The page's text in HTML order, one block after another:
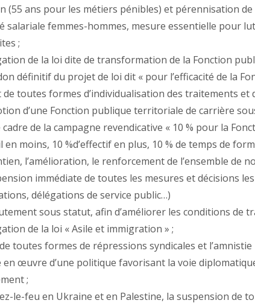
(55 ans pour les métiers pénibles) et pérennisation de
salariale femmes-hommes, mesure essentielle pour
;
de la loi dite de transformation de la Fonction
définitif du projet de loi dit « pour l’efficacité de la
de toutes formes d’individualisation des traitements
d’une Fonction publique territoriale de carrière
cadre de la campagne revendicative « 10 % pour la
en moins, 10 %d’effectif en plus, 10 % de temps de
l’amélioration, le renforcement de l’ensemble de
immédiate de toutes les mesures et décisions
délégations de service public…)
sous statut, afin d’améliorer les conditions de
de la loi « Asile et immigration » ;
de toutes formes de répressions syndicales et
en œuvre d’une politique favorisant la voie
;
le-feu en Ukraine et en Palestine, la suspension de